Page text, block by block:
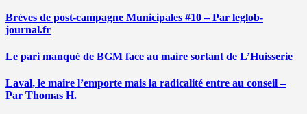
Brèves de post-campagne Municipales #10 – Par leglob-
journal.fr
Le pari manqué de BGM face au maire sortant de L’Huisserie
Laval, le maire l’emporte mais la radicalité entre au conseil –
Par Thomas H.